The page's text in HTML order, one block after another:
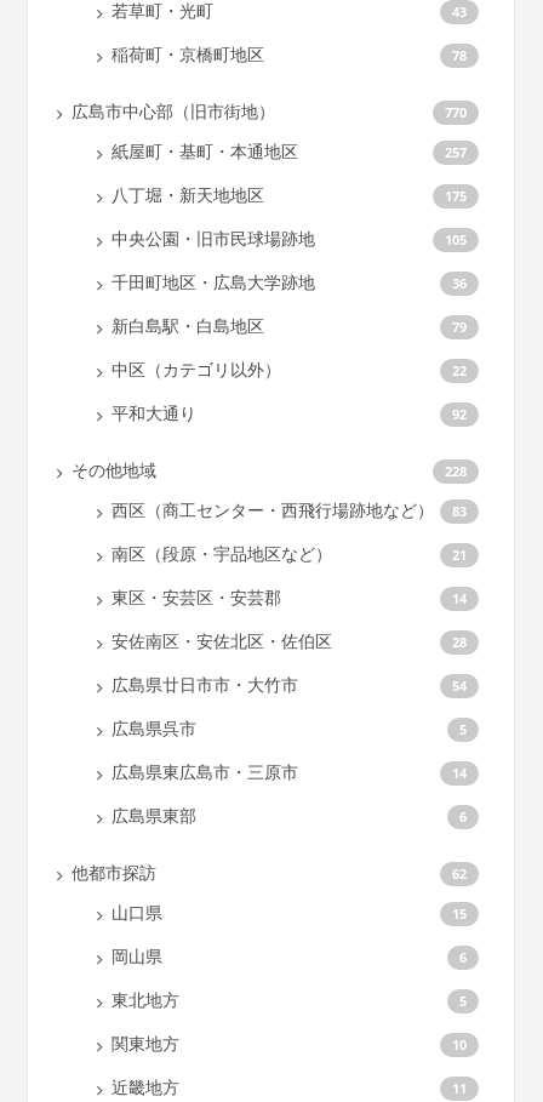
若草町・光町 43
稲荷町・京橋町地区 78
広島市中心部（旧市街地） 770
紙屋町・基町・本通地区 257
八丁堀・新天地地区 175
中央公園・旧市民球場跡地 105
千田町地区・広島大学跡地 36
新白島駅・白島地区 79
中区（カテゴリ以外） 22
平和大通り 92
その他地域 228
西区（商工センター・西飛行場跡地など） 83
南区（段原・宇品地区など） 21
東区・安芸区・安芸郡 14
安佐南区・安佐北区・佐伯区 28
広島県廿日市市・大竹市 54
広島県呉市 5
広島県東広島市・三原市 14
広島県東部 6
他都市探訪 62
山口県 15
岡山県 6
東北地方 5
関東地方 10
近畿地方 11